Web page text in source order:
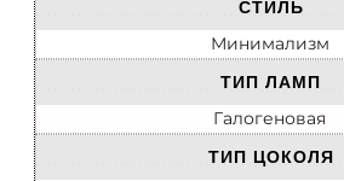
СТИЛЬ
Минимализм
ТИП ЛАМП
Галогеновая
ТИП ЦОКОЛЯ